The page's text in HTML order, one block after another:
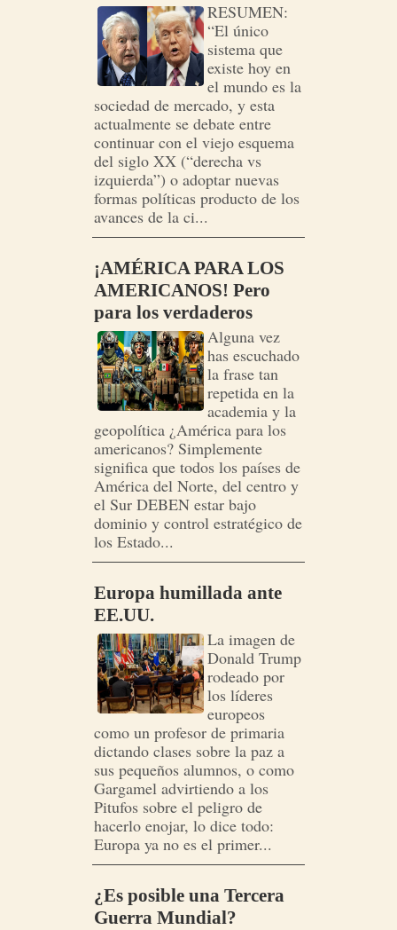
RESUMEN:
“El único
sistema que
existe hoy en
el mundo es la
sociedad de mercado, y esta
actualmente se debate entre
continuar con el viejo esquema
del siglo XX (“derecha vs
izquierda”) o adoptar nuevas
formas políticas producto de los
avances de la ci...
¡AMÉRICA PARA LOS
AMERICANOS! Pero
para los verdaderos
Alguna vez
has escuchado
la frase tan
repetida en la
academia y la
geopolítica ¿América para los
americanos? Simplemente
significa que todos los países de
América del Norte, del centro y
el Sur DEBEN estar bajo
dominio y control estratégico de
los Estado...
Europa humillada ante
EE.UU.
La imagen de
Donald Trump
rodeado por
los líderes
europeos
como un profesor de primaria
dictando clases sobre la paz a
sus pequeños alumnos, o como
Gargamel advirtiendo a los
Pitufos sobre el peligro de
hacerlo enojar, lo dice todo:
Europa ya no es el primer...
¿Es posible una Tercera
Guerra Mundial?